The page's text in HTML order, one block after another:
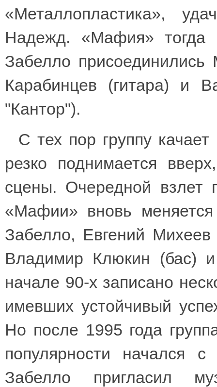
«Металлопластика»,
Надежд. «Мафия» тогда
Забелло
Карабинцев (гитара) и
"Кантор").
С тех пор группу
резко поднимается
сцены. Очередной взлет
«Мафии» вновь
Забелло, Евгений
Владимир Клюкин (бас)
начале 90-х записано
имевших устойчивый
Но после 1995 года
популярности начался
Забелло пригласил